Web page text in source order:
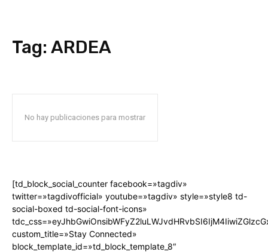
Tag: ARDEA
No hay publicaciones para mostrar
[td_block_social_counter facebook=»tagdiv»
twitter=»tagdivofficial» youtube=»tagdiv» style=»style8 td-
social-boxed td-social-font-icons»
custom_title=»Stay Connected»
block_template_id=»td_block_template_8″